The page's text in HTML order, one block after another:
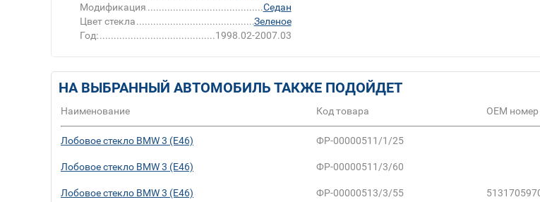
Модификация
Седан
Цвет стекла
Зеленое
Год:
1998.02-2007.03
НА ВЫБРАННЫЙ АВТОМОБИЛЬ ТАКЖЕ ПОДОЙДЕТ
Наименование Код товара ОЕМ номер
Лобовое стекло BMW 3 (E46) ФР-00000511/1/25
Лобовое стекло BMW 3 (E46) ФР-00000511/3/60
Лобовое стекло BMW 3 (E46) ФР-00000513/3/55